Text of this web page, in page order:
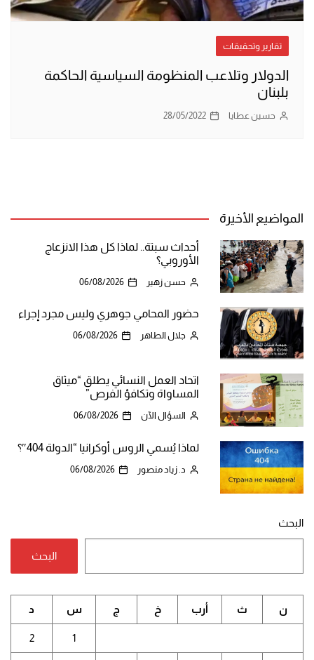
تقارير وتحقيقات
الدولار وتلاعب المنظومة السياسية الحاكمة
بلبنان
حسين عطايا 28/05/2022
المواضيع الأخيرة
أحداث سبتة.. لماذا كل هذا الانزعاج
الأوروبي؟
حسن زهير 06/08/2026
حضور المحامي جوهري وليس مجرد إجراء
جلال الطاهر 06/08/2026
اتحاد العمل النسائي يطلق “ميثاق
المساواة وتكافؤ الفرص”
السؤال الآن 06/08/2026
لماذا يُسمي الروس أوكرانيا “الدولة 404″؟
د. زياد منصور 06/08/2026
البحث
البحث
ن ث أرب خ ج س د
1
2